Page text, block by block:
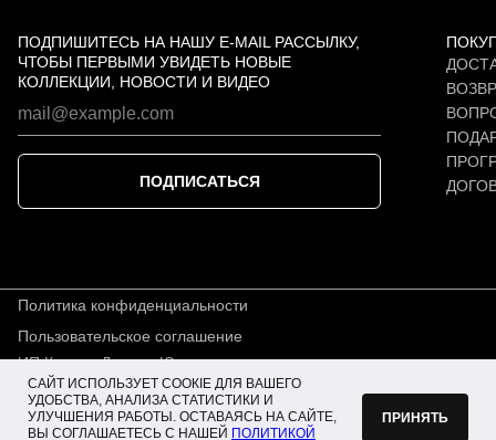
Получи1000 бонусовза регистрацию
ПОДПИШИТЕСЬ НА НАШУ E-MAIL РАССЫЛКУ,
ЧТОБЫ ПЕРВЫМИ УВИДЕТЬ НОВЫЕ
КОЛЛЕКЦИИ, НОВОСТИ И ВИДЕО
ПОДПИСАТЬСЯ
© Особая Полка 2025—2026. Все права защищены.
ИП Карпов Даниил Юрьевич
ИНН 772515432577
ОГРНИП 325508100131425
Политика конфиденциальности
Пользовательское соглашение
САЙТ ИСПОЛЬЗУЕТ СООКІЕ ДЛЯ ВАШЕГО
УДОБСТВА, АНАЛИЗА СТАТИСТИКИ И
УЛУЧШЕНИЯ РАБОТЫ. ОСТАВАЯСЬ НА САЙТЕ,
ВЫ СОГЛАШАЕТЕСЬ С НАШЕЙ ПОЛИТИКОЙ
ПРИНЯТЬ